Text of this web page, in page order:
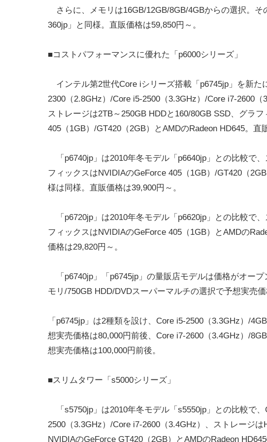
さらに、メモリは16GB/12GB/8GB/4GBからの選択。
360jp」と同様。直販価格は59,850円～。
■コストパフォーマンスに優れた「p6000シリーズ」
インテル第2世代Core iシリーズ搭載「p6745jp」を新た
2300（2.8GHz）/Core i5-2500（3.3GHz）/Core i7-2600（
ストレージは2TB～250GB HDDと160/80GB SSD、グラ
405（1GB）/GT420（2GB）とAMDのRadeon HD645。直
「p6740jp」は2010年冬モデル「p6640jp」との比較で
フィックスはNVIDIAのGeForce 405（1GB）/GT420（
様は同様。直販価格は39,900円～。
「p6720jp」は2010年冬モデル「p6620jp」との比較で
フィックスはNVIDIAのGeForce 405（1GB）とAMDの
価格は29,820円～。
「p6740jp」「p6745jp」の量販店モデルは価格がオー
モリ/750GB HDD/DVDスーパーマルチの選択で予想実売価
「p6745jp」は2種類を設け、Core i5-2500（3.3GHz）/
想実売価格は80,000円前後、Core i7-2600（3.4GHz）/
想実売価格は100,000円前後。
■スリムタワー「s5000シリーズ」
「s5750jp」は2010年冬モデル「s5550jp」との比較で
2500（3.3GHz）/Core i7-2600（3.4GHz）、ストレージ
NVIDIAのGeForce GT420（2GB）とAMDのRadeon